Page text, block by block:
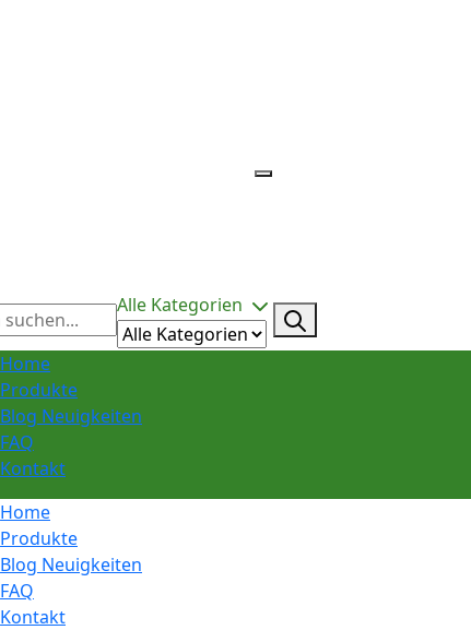
Alle Kategorien
Home
Produkte
Blog Neuigkeiten
FAQ
Kontakt
Home
Produkte
Blog Neuigkeiten
FAQ
Kontakt